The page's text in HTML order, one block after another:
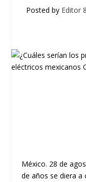
Posted by Editor 8
México. 28 de
de años se diera a